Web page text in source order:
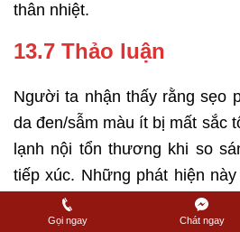
thân nhiệt.
13.7 Thảo luận
Người ta nhận thấy rằng sẹo
da đen/sẫm màu ít bị mất sắc
lạnh nội tổn thương khi so
tiếp xúc. Những phát hiện
sử dụng phẫu thuật lạnh nội
người da sẫm màu có sẹo
Gọi ngay Chát ngay